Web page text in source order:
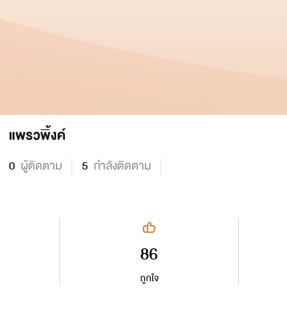
แพรวพิ้งค์
0 ผู้ติดตาม 5 กำลังติดตาม
86
ถูกใจ